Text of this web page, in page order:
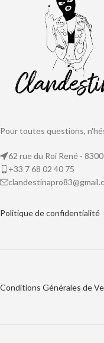
Pour toutes questions,
62 rue du Roi René -
+33 7 68 02 40 75
Politique deconfidentialité
Conditions Générales de